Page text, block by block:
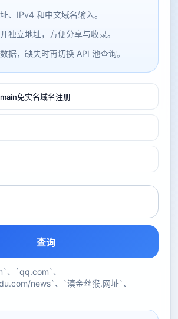
、IPv4 和中文域名输入。
独立地址，方便分享与收录。
据，缺失时再切换 API 池查询。
免实名域名注册
查询
、`qq.com`、
news`、`滇金丝猴.网址`、